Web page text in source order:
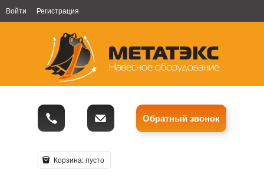
Войти Регистрация
Обратный звонок
Корзина:пусто